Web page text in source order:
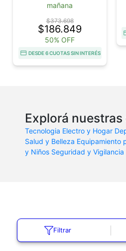
Filtrar
mañana
$373.698
$186.849
50% OFF
DESDE 6 CUOTAS SIN INTERÉS
Explorá
Tecnologia Electro y Hogar
Salud y Belleza Equipamiento
y Niños Seguridad y Vigilancia